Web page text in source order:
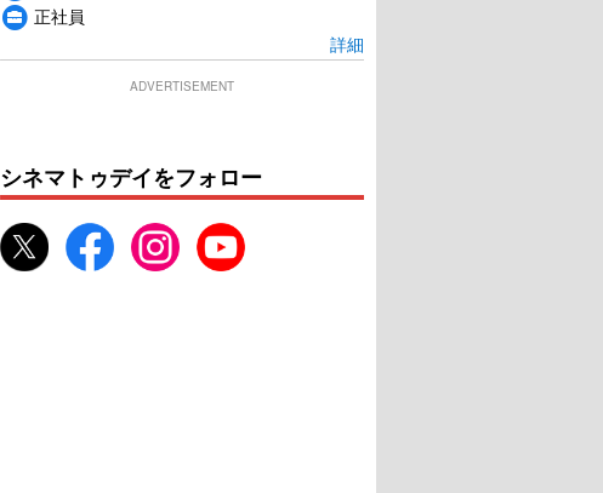
正社員
詳細
ADVERTISEMENT
シネマトゥデイをフォロー